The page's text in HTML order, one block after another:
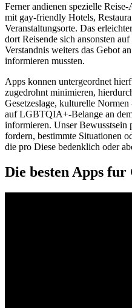
Ferner andienen spezielle
mit gay-friendly Hotels,
Veranstaltungsorte. Das
dort Reisende sich ansonsten
Verstandnis weiters das Gebot
informieren mussten.
Apps konnen untergeordnet
zugedrohnt minimieren,
Gesetzeslage, kulturelle
auf LGBTQIA+-Belange an
informieren. Unser Bewusstsein
fordern, bestimmte Situationen
die pro Diese bedenklich oder
Die besten Apps fur